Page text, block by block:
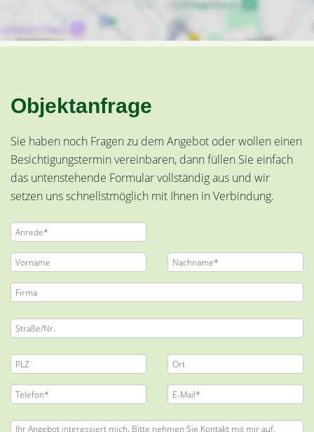
Objektanfrage
Sie haben noch Fragen zu dem Angebot oder wollen einen
Besichtigungstermin vereinbaren, dann füllen Sie einfach
das untenstehende Formular vollständig aus und wir
setzen uns schnellstmöglich mit Ihnen in Verbindung.